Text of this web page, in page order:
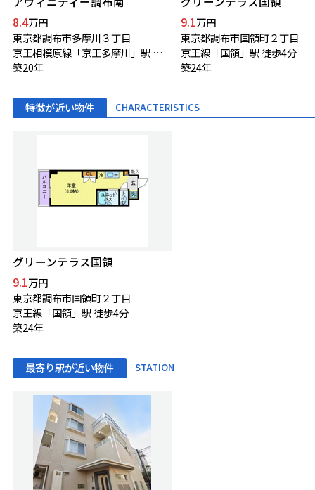
8.4万円
東京都調布市多摩川３丁目
京王相模原線「京王多摩川」駅 徒歩12分
築20年
9.1万円
東京都調布市国領町２丁目
京王線「国領」駅 徒歩4分
築24年
特徴が近い物件 CHARACTERISTICS
グリーンテラス国領
9.1万円
東京都調布市国領町２丁目
京王線「国領」駅 徒歩4分
築24年
最寄り駅が近い物件 STATION